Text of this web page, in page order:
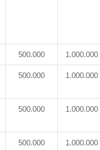
500.000 1.000.000
500.000 1.000.000
500.000 1.000.000
500.000 1.000.000